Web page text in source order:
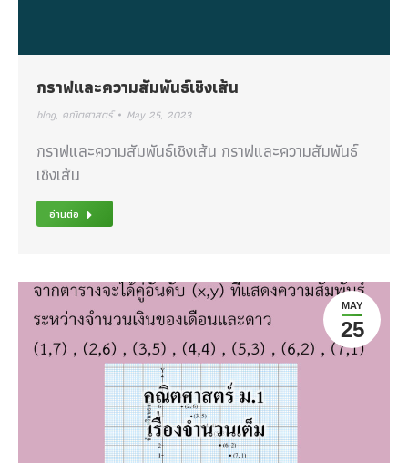
กราฟและความสัมพันธ์เชิงเส้น
blog, คณิตศาสตร์ May 25, 2023
กราฟและความสัมพันธ์เชิงเส้น กราฟและความสัมพันธ์
เชิงเส้น
อ่านต่อ
MAY
25